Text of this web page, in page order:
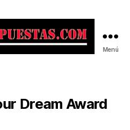
Menú
Dream Award